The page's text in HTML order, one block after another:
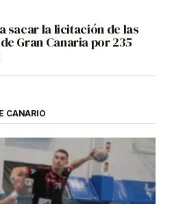
sacar la licitación de las
Gran Canaria por 235
CANARIO